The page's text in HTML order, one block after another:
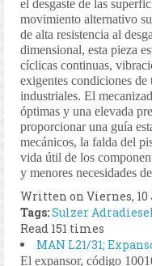
el desgaste de las
movimiento alternativo
de alta resistencia al
dimensional, esta pieza
cíclicas continuas,
exigentes condiciones de
industriales. El
óptimas y una elevada
proporcionar una guía
mecánicos, la falda del
vida útil de los
y menores necesidades
Written on Viernes, 10
Tags:Sulzer
Read 151 times
MAN L21/31;
El expansor, código